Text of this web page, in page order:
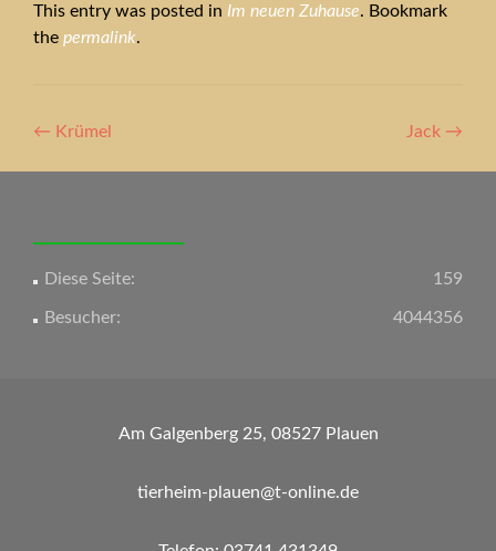
This entry was posted in Im neuen Zuhause. Bookmark
the permalink.
Artikel-
Navigation
← Krümel Jack →
159
Diese Seite:
4044356
Besucher:
Am Galgenberg 25, 08527 Plauen
tierheim-plauen@t-online.de